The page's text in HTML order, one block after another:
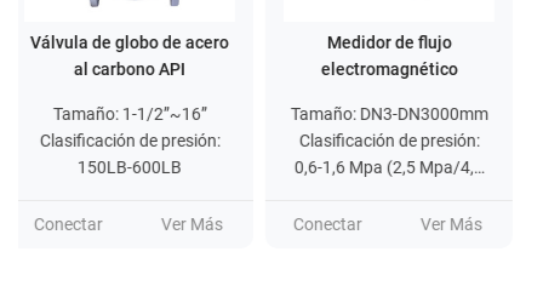
Medidor de flujo
electromagnético
Tamaño: DN3-DN3000mm
Clasificación de presión:
0,6-1,6 Mpa (2,5 Mpa/4,0
Mpa)
Conectar Ver Más
Medidor de flujo másico
térmico tipo brida
Tamaño: (conexión de
inserción) DN50-DN2000,
conexión en línea (DN10-
Clasificación de presión:
≤1.6Mpa/tipo de brida